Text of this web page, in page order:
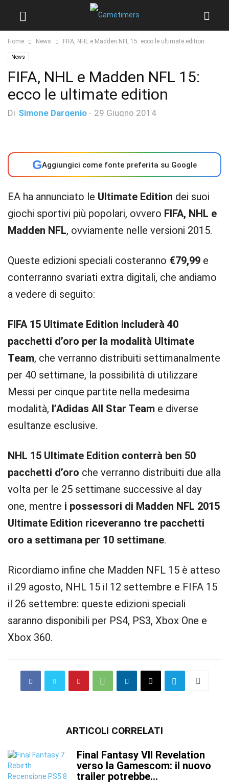
Home News FIFA, NHL e Madden NFL 15: ecco le ultimate edition
News
FIFA, NHL e Madden NFL 15:
ecco le ultimate edition
Di Simone Dargenio - 29 Giugno 2014
GAggiungici come fonte preferita su Google
EA ha annunciato le Ultimate Edition dei suoi
giochi sportivi più popolari, ovvero FIFA, NHL e
Madden NFL, ovviamente nelle versioni 2015.
Queste edizioni speciali costeranno €79,99 e
conterranno svariati extra digitali, che andiamo
a vedere di seguito:
FIFA 15 Ultimate Edition includerà 40
pacchetti d’oro per la modalità Ultimate
Team, che verranno distribuiti settimanalmente
per 40 settimane, la possibilità di utilizzare
Messi per cinque partite nella medesima
modalità, l’Adidas All Star Team e diverse
esultanze esclusive.
NHL 15 Ultimate Edition conterrà ben 50
pacchetti d’oro che verranno distribuiti due alla
volta per le 25 settimane successive al day
one, mentre i possessori di Madden NFL 2015
Ultimate Edition riceveranno tre pacchetti
oro a settimana per 10 settimane.
Ricordiamo infine che Madden NFL 15 è atteso
il 29 agosto, NHL 15 il 12 settembre e FIFA 15
il 26 settembre: queste edizioni speciali
saranno disponibili per PS4, PS3, Xbox One e
Xbox 360.
ARTICOLI CORRELATI
Final Fantasy VII Revelation
verso la Gamescom: il nuovo
trailer potrebbe...